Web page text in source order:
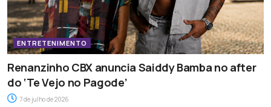
ENTRETENIMENTO
Renanzinho CBX anuncia Saiddy Bamba no after
do ‘Te Vejo no Pagode’
7 de julho de 2026